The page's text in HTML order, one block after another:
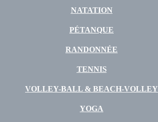
NATATION
PÉTANQUE
RANDONNÉE
TENNIS
VOLLEY-BALL & BEACH-VOLLEY
YOGA